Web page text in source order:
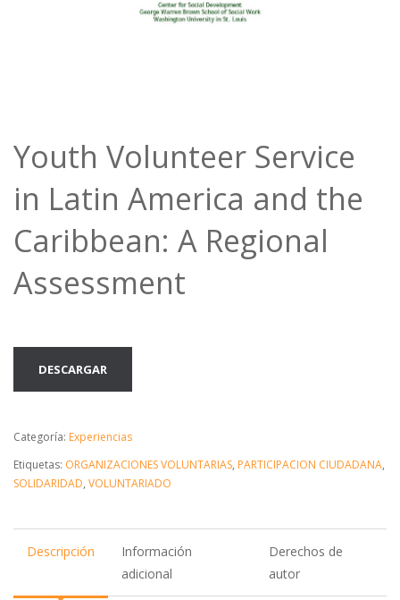
Youth Volunteer Service
in Latin America and the
Caribbean: A Regional
Assessment
DESCARGAR
Categoría: Experiencias
Etiquetas: ORGANIZACIONES VOLUNTARIAS, PARTICIPACION CIUDADANA,
SOLIDARIDAD, VOLUNTARIADO
Descripción
Información
adicional
Derechos de
autor